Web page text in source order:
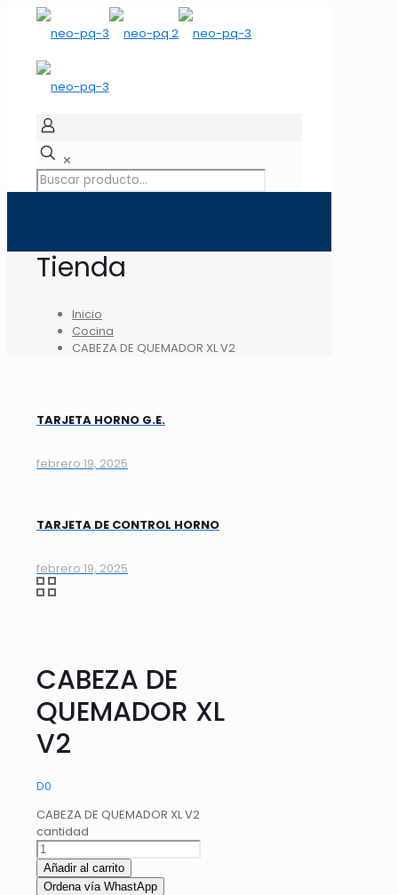
✕
Tienda
Inicio
Cocina
CABEZA DE QUEMADOR XL V2
TARJETA HORNO G.E.
febrero 19, 2025
TARJETA DE CONTROL HORNO
febrero 19, 2025
CABEZA DE
QUEMADOR XL
V2
D0
CABEZA DE QUEMADOR XL V2
cantidad
Añadir al carrito
Ordena vía WhastApp